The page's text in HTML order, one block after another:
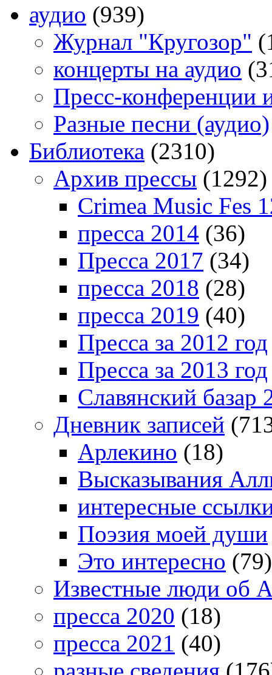
аудио (939)
Журнал "Кругозор"
концерты на аудио
Пресс-конференции
Разные песни (аудио)
Библиотека (2310)
Архив прессы (1292)
Crimea Music Fes
пресса 2014 (36)
Пресса 2017 (34)
пресса 2018 (28)
пресса 2019 (40)
Пресса за 2012 год
Пресса за 2013 год
Славянский базар
Дневник записей
Арлекино (18)
Высказывания
интересные
Поэзия моей души
Это интересно (79)
Известные люди об
пресса 2020 (18)
пресса 2021 (40)